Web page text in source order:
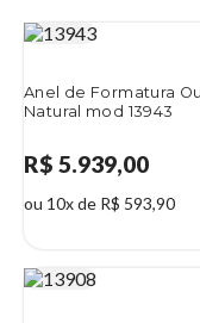
Anel de Formatura
Natural mod 13943
R$ 5.939,00
ou 10x de R$ 593,90